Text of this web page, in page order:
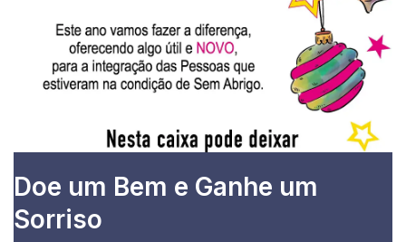
Doe um Bem e Ganhe um
Sorriso